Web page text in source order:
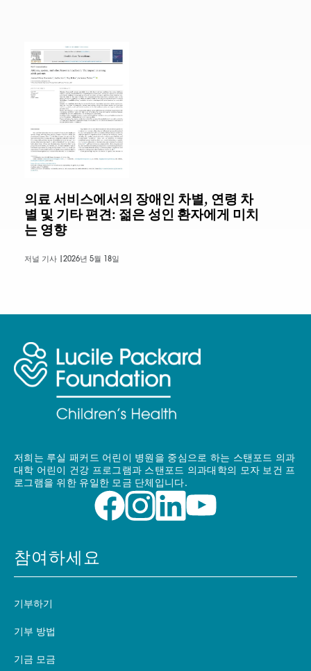
의료 서비스에서의 장애인 차별, 연령 차
별 및 기타 편견: 젊은 성인 환자에게 미치
는 영향
저널 기사 | 2026년 5월 18일
저희는 루실 패커드 어린이 병원을 중심으로 하는 스탠포드 의과
대학 어린이 건강 프로그램과 스탠포드 의과대학의 모자 보건 프
로그램을 위한 유일한 모금 단체입니다.
참여하세요
기부하기
기부 방법
기금 모금